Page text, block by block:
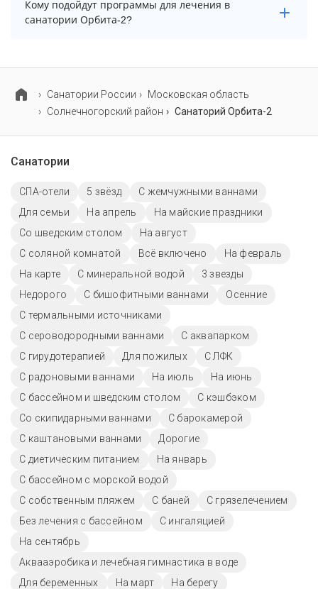
двигательный аппарат, органы дыхания и нервная
Кому подойдут программы для лечения в
санатории Орбита-2?
детей и пенсионеров.
Cанатории России
Московская область
Солнечногорский район
Санаторий Орбита-2
Санатории
СПА-отели 5 звёзд
С жемчужными ваннами
Для семьи
На апрель
На майские праздники
Со шведским столом
На август
С соляной комнатой
Всё включено
На февраль
На карте
С минеральной водой
3 звезды
Недорого
С бишофитными ваннами
Осенние
С термальными источниками
С сероводородными ваннами
С аквапарком
С гирудотерапией
Для пожилых
С ЛФК
С радоновыми ваннами
На июль
На июнь
С бассейном и шведским столом
С кэшбэком
Со скипидарными ваннами
С барокамерой
С каштановыми ваннами
Дорогие
С диетическим питанием
На январь
С бассейном с морской водой
С собственным пляжем
С баней
С грязелечением
Без лечения с бассейном
С ингаляцией
На сентябрь
Аквааэробика и лечебная гимнастика в воде
Для беременных
На март
На берегу